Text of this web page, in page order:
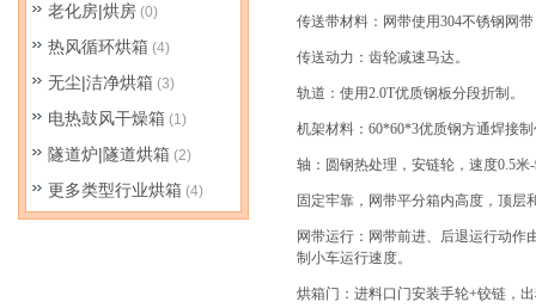
传送带材料：网带使用304不锈钢网
传送动力：齿轮减速马达。
轨道：使用2.0T优质钢板分段折制。
机架材料： 60*60*3优质钢方通焊接
轴：圆钢热处理，安链轮，速度0.5米
固定牢靠，网带平分箱内高度，顶层
网带运行：网带前进、后退运行动
制小车运行速度。
烘箱门：进料口门安装手轮+铰链，
老化房|烘房 (0)
热风循环烘箱 (4)
无尘|洁净烘箱 (3)
电热鼓风干燥箱 (1)
隧道炉|隧道烘箱 (2)
更多类型行业烘箱 (4)